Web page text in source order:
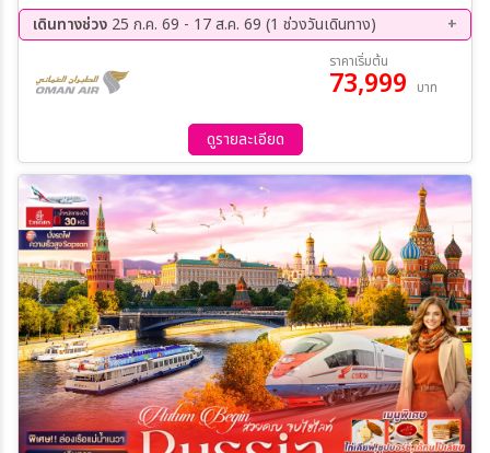
สูง – มหานครเซนต์ปีเตอร์สเบิร์ก อนุสาวรีย์พระเจ้าอเล็กซานเดอร์ที่ 1
(ถ่ายภาพด้านนอก) – พระราชวังฤดูหนาวเฮอร์มิเทจ (รวมค่าเข้าชม) –
พระราชวังฤดูร้อน ปีเตอร์ฮอฟ (รวมค่าเข้าชม) – โบสถ์สมอลนี (ถ่ายภาพ
ด้านนอก) – ถนนเนฟสกี โปรสเปกต์ – ห้างสรรพสินค้ากาเลเรีย
เดินทางช่วง 25 ก.ค. 69 - 17 ส.ค. 69 (1 ช่วงวันเดินทาง)
ราคาเริ่มต้น
73,999 บาท
ดูรายละเอียด